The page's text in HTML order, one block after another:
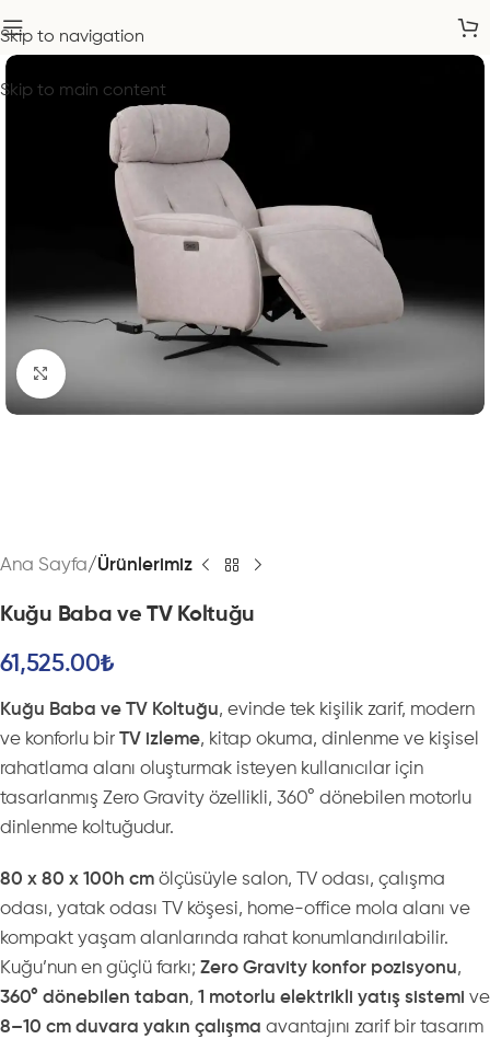
Skip to navigation
Skip to main content
Click to enlarge
Ana Sayfa Ürünlerimiz
Kuğu Baba ve TV Koltuğu
61,525.00₺
Kuğu Baba ve TV Koltuğu, evinde tek kişilik zarif, modern
ve konforlu bir TV izleme, kitap okuma, dinlenme ve kişisel
rahatlama alanı oluşturmak isteyen kullanıcılar için
tasarlanmış Zero Gravity özellikli, 360° dönebilen motorlu
dinlenme koltuğudur.
80 x 80 x 100h cm ölçüsüyle salon, TV odası, çalışma
odası, yatak odası TV köşesi, home-office mola alanı ve
kompakt yaşam alanlarında rahat konumlandırılabilir.
Kuğu’nun en güçlü farkı; Zero Gravity konfor pozisyonu,
360° dönebilen taban, 1 motorlu elektrikli yatış sistemi ve
8–10 cm duvara yakın çalışma avantajını zarif bir tasarım